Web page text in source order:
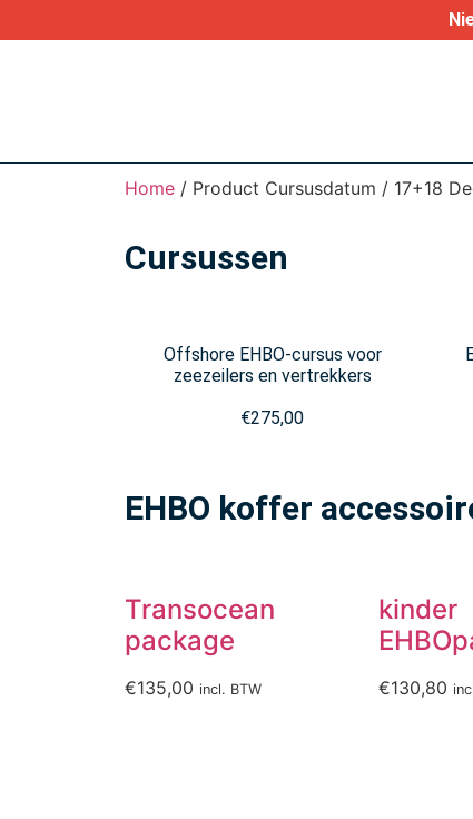
Home / Product Cursusdatum / 17+18
Cursussen
Offshore EHBO-cursus voor
zeezeilers en vertrekkers
€275,00
EHBO koffer
Transocean
package
€135,00 incl. BTW
kinder
€130,80